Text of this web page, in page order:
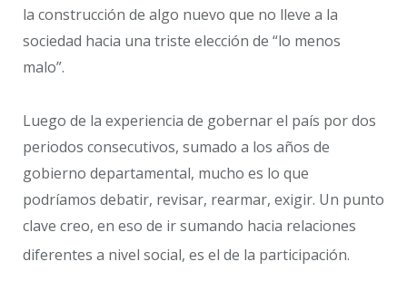
la construcción de algo nuevo que no lleve a la
sociedad hacia una triste elección de “lo menos
malo”.
Luego de la experiencia de gobernar el país por dos
periodos consecutivos, sumado a los años de
gobierno departamental, mucho es lo que
podríamos debatir, revisar, rearmar, exigir. Un punto
clave creo, en eso de ir sumando hacia relaciones
diferentes a nivel social, es el de la participación.